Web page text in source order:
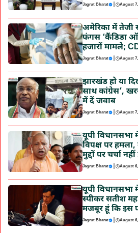
Jagrut Bharat | August 7,
अमेरिका में तेजी
फंगस ‘कैंडिडा
हजारों मामले;
Jagrut Bharat | August 7,
झारखंड हो या
साथ कांग्रेस’,
में दें जवाब
Jagrut Bharat | August 7,
यूपी विधानसभा
विपक्ष पर
मुद्दों पर चर्चा नहीं
Jagrut Bharat | August 6,
यूपी विधानसभा
स्पीकर सतीश
मजबूर हूं कि इस
Jagrut Bharat | August 6,